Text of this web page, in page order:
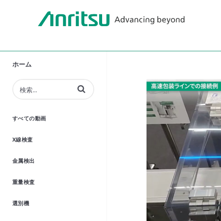
ホーム
動画の検索語句を入力
すべての動画
X線検査
金属検出
重量検査
選別機